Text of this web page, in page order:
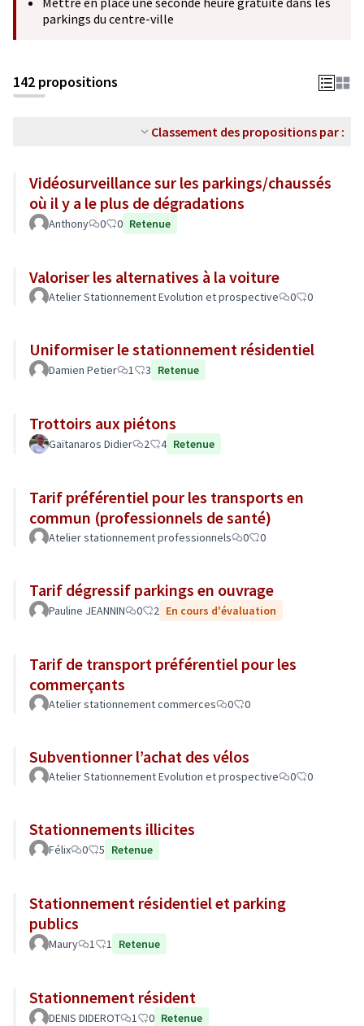
parkings du centre-ville
142 propositions
Classement des propositions par :
Vidéosurveillance sur les parkings/chaussés
où il y a le plus de dégradations
Anthony 0 0 Retenue
Valoriser les alternatives à la voiture
Atelier Stationnement Evolution et prospective 0 0
Uniformiser le stationnement résidentiel
Damien Petier 1 3 Retenue
Trottoirs aux piétons
Gaïtanaros Didier 2 4 Retenue
Tarif préférentiel pour les transports en
commun (professionnels de santé)
Atelier stationnement professionnels 0 0
Tarif dégressif parkings en ouvrage
Pauline JEANNIN 0 2 En cours d'évaluation
Tarif de transport préférentiel pour les
commerçants
Atelier stationnement commerces 0 0
Subventionner l’achat des vélos
Atelier Stationnement Evolution et prospective 0 0
Stationnements illicites
Félix 0 5 Retenue
Stationnement résidentiel et parking
publics
Maury 1 1 Retenue
Stationnement résident
DENIS DIDEROT 1 0 Retenue